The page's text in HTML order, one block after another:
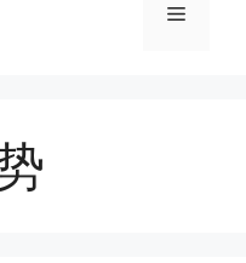
菜